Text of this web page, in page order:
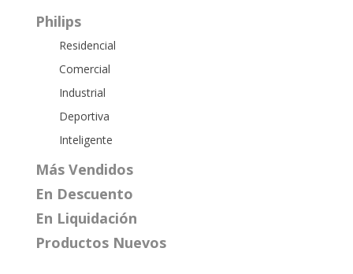
Philips
Residencial
Comercial
Industrial
Deportiva
Inteligente
Más Vendidos
En Descuento
En Liquidación
Productos Nuevos